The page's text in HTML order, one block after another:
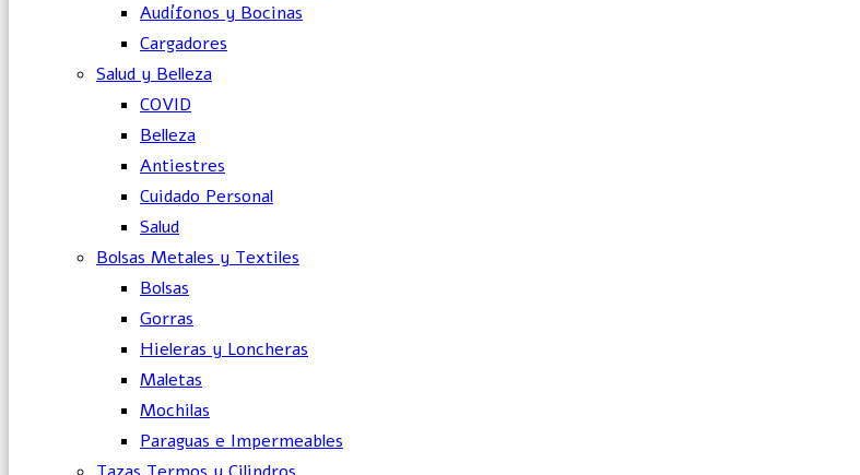
Audífonos y Bocinas
Cargadores
Salud y Belleza
COVID
Belleza
Antiestres
Cuidado Personal
Salud
Bolsas Metales y Textiles
Bolsas
Gorras
Hieleras y Loncheras
Maletas
Mochilas
Paraguas e Impermeables